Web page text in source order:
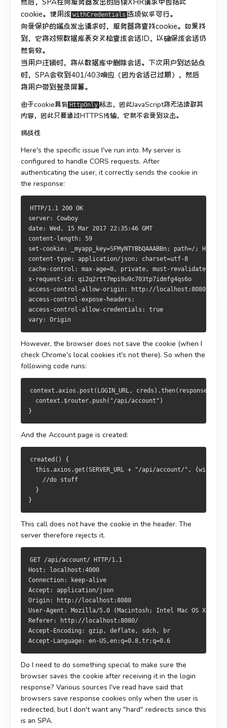
然后，SPA在向服务器发出的后续XHR请求中包括此
cookie。 使用该 withCredentials 选项似乎可行。
向受保护的端点发出请求时，服务器将查找cookie。 如果找
到，它将对照数据库表交叉检查该会话ID，以确保该会话仍
然有效。
当用户注销时，将从数据库中删除会话。 下次用户到达站点
时，SPA会收到401/403响应（因为会话已过期），然后
将用户带到登录屏幕。
由于cookie具有 HttpOnly 标志，因此JavaScript将无法读取其
内容，因此只要通过HTTPS传输，它就不会受到攻击。
挑战性
Here's the specific issue I've run into. My server is
configured to handle CORS requests. After
authenticating the user, it correctly sends the cookie in
the response:
HTTP/1.1 200 OK
server: Cowboy
date: Wed, 15 Mar 2017 22:35:46 GMT
content-length: 59
set-cookie: _myapp_key=SFMyNTYBbQAAABBn; path=/;
content-type: application/json; charset=utf-8
cache-control: max-age=0, private, must-revalidate
x-request-id: qi2q2rtt7mpi9u9c703tp7idmfg4qs6o
access-control-allow-origin: http://localhost:8080
access-control-expose-headers:
access-control-allow-credentials: true
vary: Origin
However, the browser does not save the cookie (when I
check Chrome's local cookies it's not there). So when the
following code runs:
context.axios.post(LOGIN_URL, creds).then(response => {
  context.$router.push("/api/account")
}
And the Account page is created:
created() {
this.axios.get(SERVER_URL + "/api/account/",
    //do stuff
  }
}
This call does not have the cookie in the header. The
server therefore rejects it.
GET /api/account/ HTTP/1.1
Host: localhost:4000
Connection: keep-alive
Accept: application/json
Origin: http://localhost:8080
User-Agent: Mozilla/5.0 (Macintosh; Intel Mac OS X
Referer: http://localhost:8080/
Accept-Encoding: gzip, deflate, sdch, br
Accept-Language: en-US,en;q=0.8,tr;q=0.6
Do I need to do something special to make sure the
browser saves the cookie after receiving it in the login
response? Various sources I've read have said that
browsers save response cookies only when the user is
redirected, but I don't want any "hard" redirects since this
is an SPA.